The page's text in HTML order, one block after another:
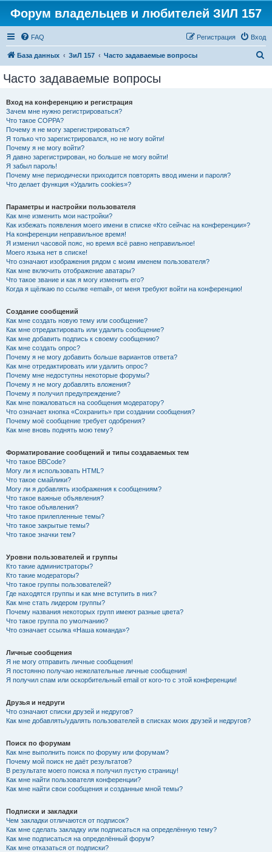
Форум владельцев и любителей ЗИЛ 157
FAQ Вход
Регистрация
База данных ЗиЛ 157 Часто задаваемые вопросы
Часто задаваемые вопросы
Вход на конференцию и регистрация
Зачем мне нужно регистрироваться?
Что такое COPPA?
Почему я не могу зарегистрироваться?
Я только что зарегистрировался, но не могу войти!
Почему я не могу войти?
Я давно зарегистрирован, но больше не могу войти!
Я забыл пароль!
Почему мне периодически приходится повторять ввод имени и пароля?
Что делает функция «Удалить cookies»?
Параметры и настройки пользователя
Как мне изменить мои настройки?
Как избежать появления моего имени в списке «Кто сейчас на конференции»?
На конференции неправильное время!
Я изменил часовой пояс, но время всё равно неправильное!
Моего языка нет в списке!
Что означают изображения рядом с моим именем пользователя?
Как мне включить отображение аватары?
Что такое звание и как я могу изменить его?
Когда я щёлкаю по ссылке «email», от меня требуют войти на конференцию!
Создание сообщений
Как мне создать новую тему или сообщение?
Как мне отредактировать или удалить сообщение?
Как мне добавить подпись к своему сообщению?
Как мне создать опрос?
Почему я не могу добавить больше вариантов ответа?
Как мне отредактировать или удалить опрос?
Почему мне недоступны некоторые форумы?
Почему я не могу добавлять вложения?
Почему я получил предупреждение?
Как мне пожаловаться на сообщения модератору?
Что означает кнопка «Сохранить» при создании сообщения?
Почему моё сообщение требует одобрения?
Как мне вновь поднять мою тему?
Форматирование сообщений и типы создаваемых тем
Что такое BBCode?
Могу ли я использовать HTML?
Что такое смайлики?
Могу ли я добавлять изображения к сообщениям?
Что такое важные объявления?
Что такое объявления?
Что такое прилепленные темы?
Что такое закрытые темы?
Что такое значки тем?
Уровни пользователей и группы
Кто такие администраторы?
Кто такие модераторы?
Что такое группы пользователей?
Где находятся группы и как мне вступить в них?
Как мне стать лидером группы?
Почему названия некоторых групп имеют разные цвета?
Что такое группа по умолчанию?
Что означает ссылка «Наша команда»?
Личные сообщения
Я не могу отправить личные сообщения!
Я постоянно получаю нежелательные личные сообщения!
Я получил спам или оскорбительный email от кого-то с этой конференции!
Друзья и недруги
Что означают списки друзей и недругов?
Как мне добавлять/удалять пользователей в списках моих друзей и недругов?
Поиск по форумам
Как мне выполнить поиск по форуму или форумам?
Почему мой поиск не даёт результатов?
В результате моего поиска я получил пустую страницу!
Как мне найти пользователя конференции?
Как мне найти свои сообщения и созданные мной темы?
Подписки и закладки
Чем закладки отличаются от подписок?
Как мне сделать закладку или подписаться на определённую тему?
Как мне подписаться на определённый форум?
Как мне отказаться от подписки?